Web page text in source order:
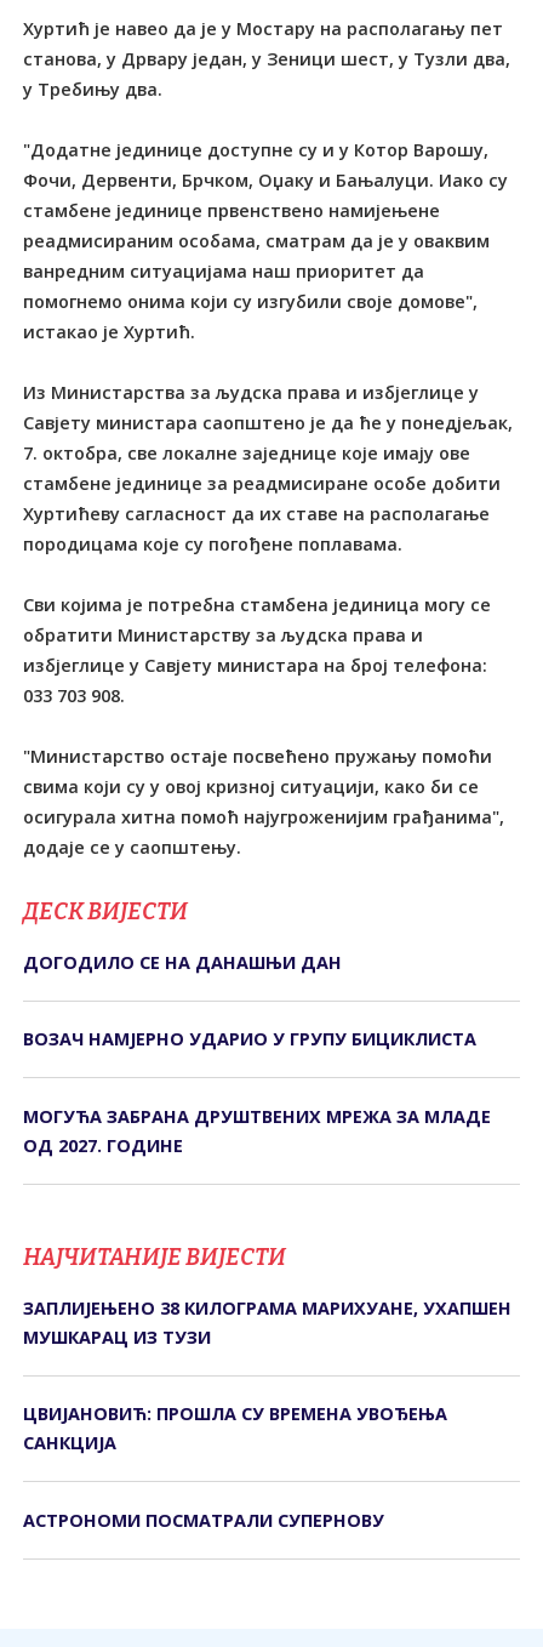
Хуртић је навео да је у Мостару на располагању пет
станова, у Дрвару један, у Зеници шест, у Tузли два,
у Tребињу два.
"Додатне јединице доступне су и у Котор Варошу,
Фочи, Дервенти, Брчком, Оџаку и Бањалуци. Иако су
стамбене јединице првенствено намијењене
реадмисираним особама, сматрам да је у оваквим
ванредним ситуацијама наш приоритет да
помогнемо онима који су изгубили своје домове",
истакао је Хуртић.
Из Министарства за људска права и избјеглице у
Савјету министара саопштено је да ће у понедјељак,
7. октобра, све локалне заједнице које имају ове
стамбене јединице за реадмисиране особе добити
Хуртићеву сагласност да их ставе на располагање
породицама које су погођене поплавама.
Сви којима је потребна стамбена јединица могу се
обратити Министарству за људска права и
избјеглице у Савјету министара на број телефона:
033 703 908.
"Министарство остаје посвећено пружању помоћи
свима који су у овој кризној ситуацији, како би се
осигурала хитна помоћ најугроженијим грађанима",
додаје се у саопштењу.
ДЕСК ВИЈЕСТИ
ДОГОДИЛО СЕ НА ДАНАШЊИ ДАН
ВОЗАЧ НАМЈЕРНО УДАРИО У ГРУПУ БИЦИКЛИСТА
МОГУЋА ЗАБРАНА ДРУШТВЕНИХ МРЕЖА ЗА МЛАДЕ
ОД 2027. ГОДИНЕ
НАЈЧИТАНИЈЕ ВИЈЕСТИ
ЗАПЛИЈЕЊЕНО 38 КИЛОГРАМА МАРИХУАНЕ, УХАПШЕН
МУШКАРАЦ ИЗ ТУЗИ
ЦВИЈАНОВИЋ: ПРОШЛА СУ ВРЕМЕНА УВОЂЕЊА
САНКЦИЈА
АСТРОНОМИ ПОСМАТРАЛИ СУПЕРНОВУ